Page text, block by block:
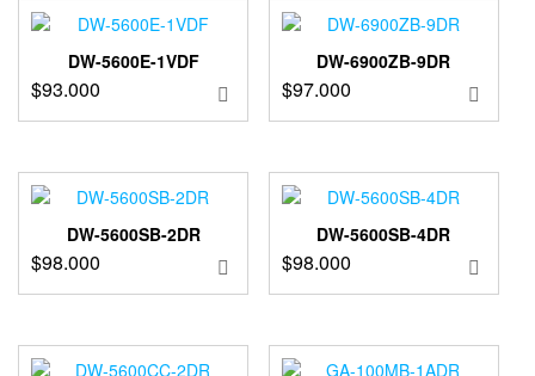
DW-5600E-1VDF
$93.000
DW-6900ZB-9DR
$97.000
DW-5600SB-2DR
$98.000
DW-5600SB-4DR
$98.000